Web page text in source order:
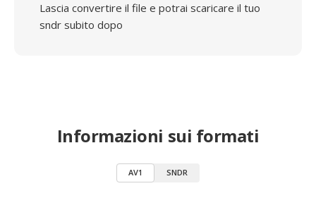
Lascia convertire il file e potrai scaricare il tuo
sndr subito dopo
Informazioni sui formati
AV1 SNDR